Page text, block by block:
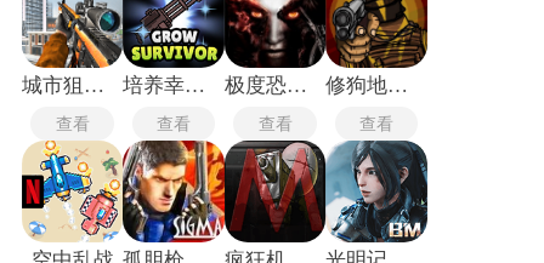
应辅助等适配玩法，既保留射击核心的爽快感，又贴合移动场
景下碎片化的娱乐需求。从轻量化的休闲射击小游戏，到注重
团队配合的多人对战大作，移动端射击游戏通过差异化的内容
设计，覆盖从轻度玩家到核心电竞爱好者的广泛用户群体。
城市狙击行动
查看
培养幸存者
查看
极度恐慌3手机版
查看
修狗地铁逃生
查看